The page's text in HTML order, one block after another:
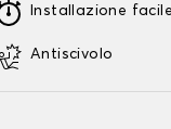
Installazione
Antiscivolo